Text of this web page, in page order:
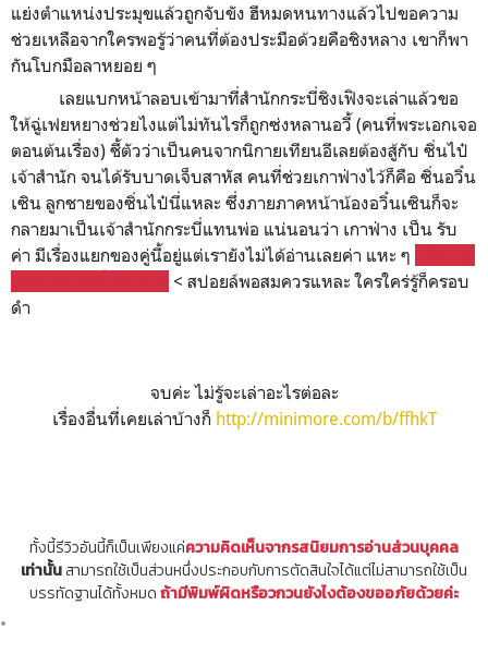
แย่งตำแหน่งประมุขแล้วถูกจับขัง ฮีหมดหนทางแล้วไปขอความ
ช่วยเหลือจากใครพอรู้ว่าคนที่ต้องประมือด้วยคือชิงหลาง เขาก็พา
กันโบกมือลาหยอย ๆ
เลยแบกหน้าลอบเข้ามาที่สำนักกระบี่ชิงเฟิงจะเล่าแล้วขอ
ให้ฉู่เฟยหยางช่วยไงแต่ไม่ทันไรก็ถูกซ่งหลานอวี้ (คนที่พระเอกเจอ
ตอนต้นเรื่อง) ชี้ตัวว่าเป็นคนจากนิกายเทียนอีเลยต้องสู้กับ ซิ่นไป๋
เจ้าสำนัก จนได้รับบาดเจ็บสาหัส คนที่ช่วยเกาฟ่างไว้ก็คือ ซิ่นอวิ๋น
เซิน ลูกชายของซิ่นไป๋นี่แหละ ซึ่งภายภาคหน้าน้องอวิ๋นเซินก็จะ
กลายมาเป็นเจ้าสำนักกระบี่แทนพ่อ แน่นอนว่า เกาฟ่าง เป็น รับ
ค่า มีเรื่องแยกของคู่นี้อยู่แต่เรายังไม่ได้อ่านเลยค่า แหะ ๆ
< สปอยล์พอสมควรแหละ ใครใคร่รู้ก็ครอบ
ดำ
จบค่ะ ไม่รู้จะเล่าอะไรต่อละ
เรื่องอื่นที่เคยเล่าบ้างก็ http://minimore.com/b/ffhkT
ทั้งนี้รีวิวอันนี้ก็เป็นเพียงแค่ความคิดเห็นจากรสนิยมการอ่านส่วนบุคคล
เท่านั้นสามารถใช้เป็นส่วนหนึ่งประกอบกับการตัดสินใจได้แต่ไม่สามารถใช้เป็น
บรรทัดฐานได้ทั้งหมดถ้ามีพิมพ์ผิดหรือวกวนยังไงต้องขออภัยด้วยค่ะ